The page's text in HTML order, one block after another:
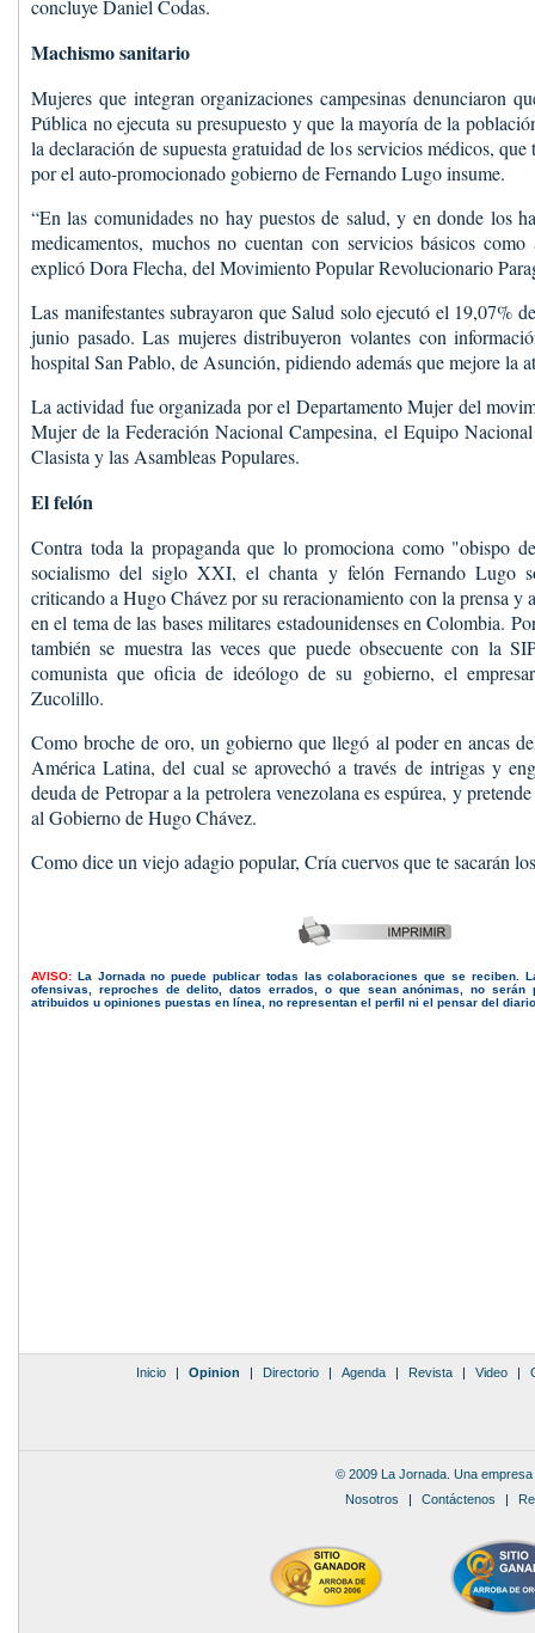
concluye Daniel Codas.
Machismo sanitario
Mujeres que integran organizaciones campesinas denunciaron
Pública no ejecuta su presupuesto y que la mayoría de la
la declaración de supuesta gratuidad de los servicios médicos, que
por el auto-promocionado gobierno de Fernando Lugo insume.
“En las comunidades no hay puestos de salud, y en donde los
medicamentos, muchos no cuentan con servicios básicos como
explicó Dora Flecha, del Movimiento Popular Revolucionario
Las manifestantes subrayaron que Salud solo ejecutó el 19,07%
junio pasado. Las mujeres distribuyeron volantes con
hospital San Pablo, de Asunción, pidiendo además que mejore la
La actividad fue organizada por el Departamento Mujer del
Mujer de la Federación Nacional Campesina, el Equipo
Clasista y las Asambleas Populares.
El felón
Contra toda la propaganda que lo promociona como "obispo
socialismo del siglo XXI, el chanta y felón Fernando Lugo
criticando a Hugo Chávez por su reracionamiento con la prensa y
en el tema de las bases militares estadounidenses en Colombia.
también se muestra las veces que puede obsecuente con la
comunista que oficia de ideólogo de su gobierno, el
Zucolillo.
Como broche de oro, un gobierno que llegó al poder en ancas
América Latina, del cual se aprovechó a través de intrigas y
deuda de Petropar a la petrolera venezolana es espúrea, y
al Gobierno de Hugo Chávez.
Como dice un viejo adagio popular, Cría cuervos que te sacarán
AVISO: La Jornada no puede publicar todas las colaboraciones que se reciben.
ofensivas, reproches de delito, datos errados, o que sean anónimas, no serán
atribuidos u opiniones puestas en línea, no representan el perfil ni el pensar del
Inicio | Opinion | Directorio | Agenda | Revista | Video |
© 2009 La Jornada. Una
Nosotros | Contáctenos |